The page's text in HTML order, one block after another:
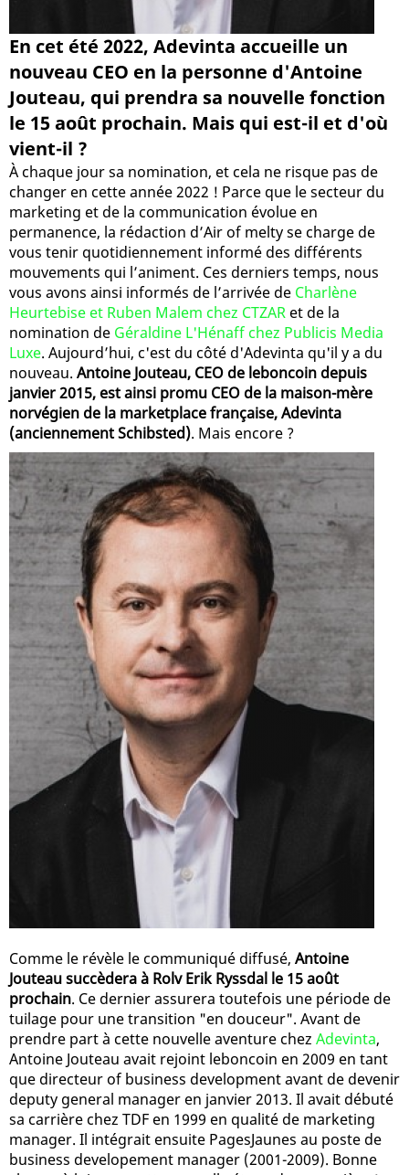
En cet été 2022, Adevinta accueille un
nouveau CEO en la personne d'Antoine
Jouteau, qui prendra sa nouvelle fonction
le 15 août prochain. Mais qui est-il et d'où
vient-il ?
À chaque jour sa nomination, et cela ne risque pas de
changer en cette année 2022 ! Parce que le secteur du
marketing et de la communication évolue en
permanence, la rédaction d’Air of melty se charge de
vous tenir quotidiennement informé des différents
mouvements qui l’animent. Ces derniers temps, nous
vous avons ainsi informés de l’arrivée de Charlène
Heurtebise et Ruben Malem chez CTZAR et de la
nomination de Géraldine L'Hénaff chez Publicis Media
Luxe. Aujourd’hui, c'est du côté d'Adevinta qu'il y a du
nouveau. Antoine Jouteau, CEO de leboncoin depuis
janvier 2015, est ainsi promu CEO de la maison-mère
norvégien de la marketplace française, Adevinta
(anciennement Schibsted). Mais encore ?
Comme le révèle le communiqué diffusé, Antoine
Jouteau succèdera à Rolv Erik Ryssdal le 15 août
prochain. Ce dernier assurera toutefois une période de
tuilage pour une transition "en douceur". Avant de
prendre part à cette nouvelle aventure chez Adevinta,
Antoine Jouteau avait rejoint leboncoin en 2009 en tant
que directeur of business development avant de devenir
deputy general manager en janvier 2013. Il avait débuté
sa carrière chez TDF en 1999 en qualité de marketing
manager. Il intégrait ensuite PagesJaunes au poste de
business developement manager (2001-2009). Bonne